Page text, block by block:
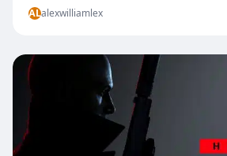
ALalexwilliamlex